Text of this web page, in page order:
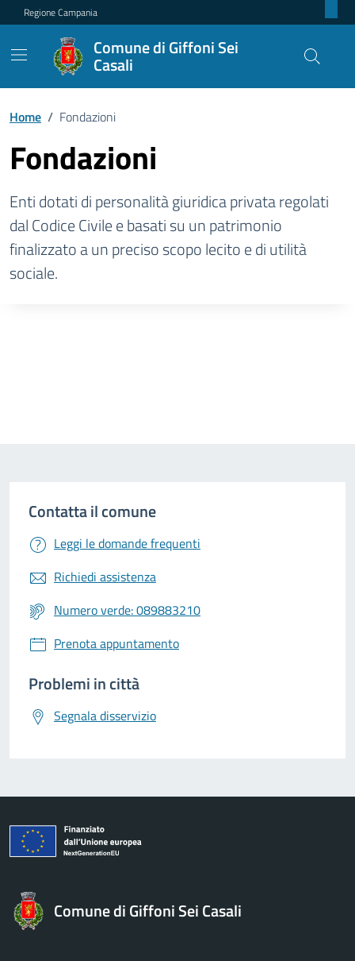
Regione Campania
Comune di Giffoni Sei
Casali
Home / Fondazioni
Fondazioni
Enti dotati di personalità giuridica privata regolati
dal Codice Civile e basati su un patrimonio
finalizzato a un preciso scopo lecito e di utilità
sociale.
Contatta il comune
Leggi le domande frequenti
Richiedi assistenza
Numero verde: 089883210
Prenota appuntamento
Problemi in città
Segnala disservizio
Comune di Giffoni Sei Casali